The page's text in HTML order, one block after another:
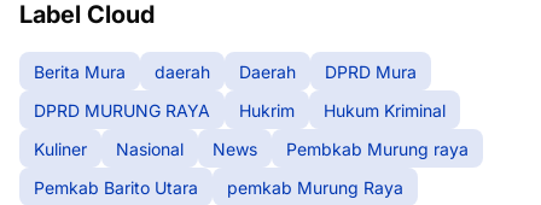
Label Cloud
Berita Mura daerah Daerah
DPRD Mura
DPRD MURUNG RAYA
Hukrim
Hukum Kriminal
Kuliner
Nasional News
Pembkab Murung raya
Pemkab Barito Utara
pemkab Murung Raya